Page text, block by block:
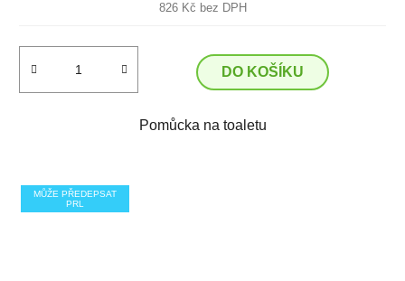
826 Kč bez DPH
DO KOŠÍKU
Pomůcka na toaletu
MŮŽE PŘEDEPSAT
PRL